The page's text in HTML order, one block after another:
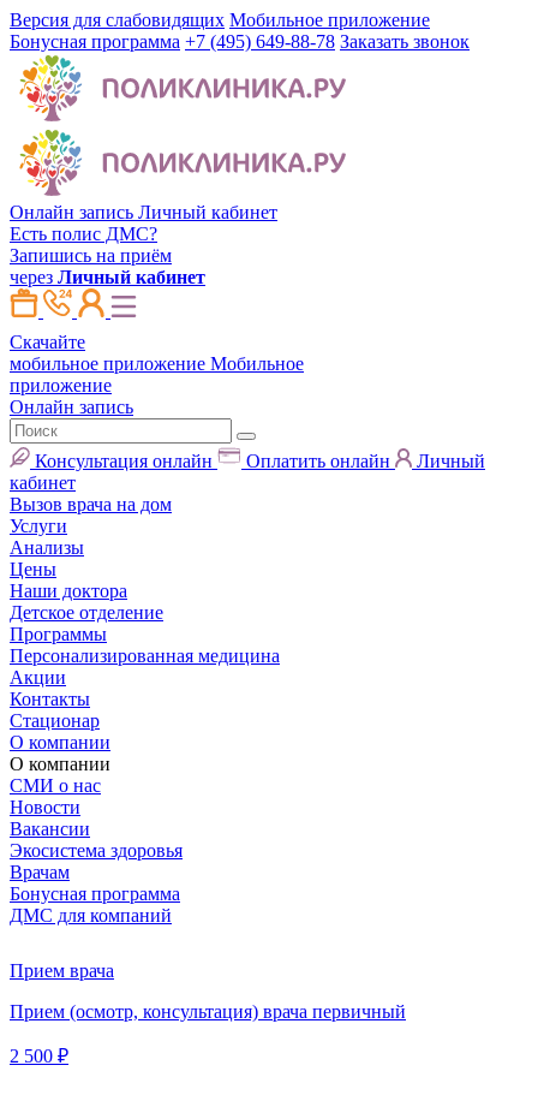
Версия для слабовидящих Мобильное приложение
Бонусная программа +7 (495) 649-88-78 Заказать звонок
Онлайн запись Личный кабинет
Есть полис ДМС?
Запишись на приём
через Личный кабинет
Скачайте
мобильное приложение Мобильное
приложение
Онлайн запись
Консультация онлайн Оплатить онлайн
Личный
кабинет
Вызов врача на дом
Услуги
Анализы
Цены
Наши доктора
Детское отделение
Программы
Персонализированная медицина
Акции
Контакты
Стационар
О компании
О компании
СМИ о нас
Новости
Вакансии
Экосистема здоровья
Врачам
Бонусная программа
ДМС для компаний
Прием врача
Прием (осмотр, консультация) врача первичный
2 500 ₽